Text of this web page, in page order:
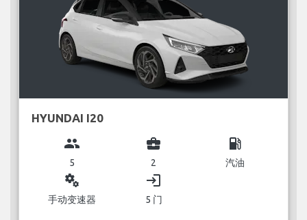
HYUNDAI I20
group
5
business_center
2
local_gas_station
汽油
miscellaneous_services
手动变速器
login
5 门